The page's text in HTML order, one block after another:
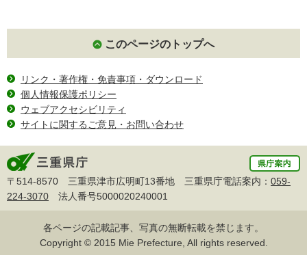
このページのトップへ
リンク・著作権・免責事項・ダウンロード
個人情報保護ポリシー
ウェブアクセシビリティ
サイトに関するご意見・お問い合わせ
〒514-8570 三重県津市広明町13番地 三重県庁電話案内： 059-
224-3070 法人番号5000020240001
各ページの記載記事、写真の無断転載を禁じます。
Copyright © 2015 Mie Prefecture, All rights reserved.